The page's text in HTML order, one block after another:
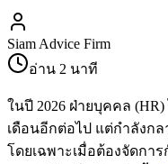
Siam Advice Firm
อ่าน 2 นาที
ในปี 2026 ฝ่ายบุคคล
เดือนอีกต่อไป แต่กำลังกล
โดยเฉพาะเมื่อต้องจัดก